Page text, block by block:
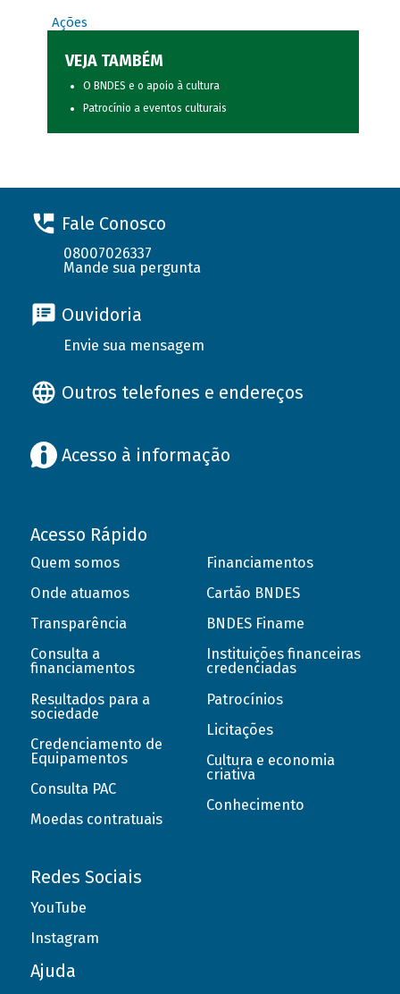
Ações
VEJA TAMBÉM
O BNDES e o apoio à cultura
Patrocínio a eventos culturais
Fale Conosco
08007026337
Mande sua pergunta
Ouvidoria
Envie sua mensagem
Outros telefones e endereços
Acesso à informação
Acesso Rápido
Quem somos
Onde atuamos
Transparência
Consulta a
financiamentos
Resultados para a
sociedade
Credenciamento de
Equipamentos
Consulta PAC
Moedas contratuais
Financiamentos
Cartão BNDES
BNDES Finame
Instituições financeiras
credenciadas
Patrocínios
Licitações
Cultura e economia
criativa
Conhecimento
Redes Sociais
YouTube
Instagram
Ajuda